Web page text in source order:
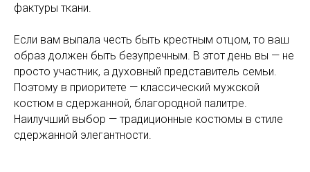
фактуры ткани.
Если вам выпала честь быть крестным отцом, то ваш
образ должен быть безупречным. В этот день вы — не
просто участник, а духовный представитель семьи.
Поэтому в приоритете — классический мужской
костюм в сдержанной, благородной палитре.
Наилучший выбор — традиционные костюмы в стиле
сдержанной элегантности.